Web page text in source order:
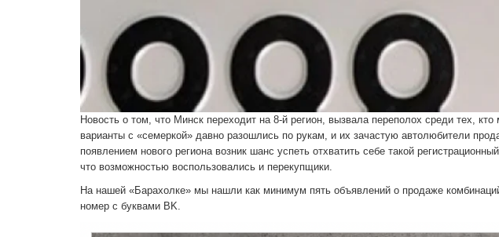
Новость о том, что Минск переходит на 8-й регион, вызвала переполох среди тех,
варианты с «семеркой» давно разошлись по рукам, и их зачастую автолюбители
появлением нового региона возник шанс успеть отхватить себе такой
что возможностью воспользовались и перекупщики.
На нашей «Барахолке» мы нашли как минимум пять объявлений о продаже
номер с буквами BK.